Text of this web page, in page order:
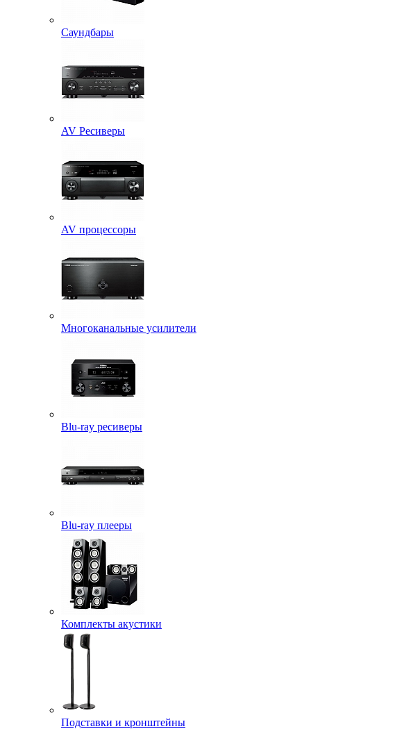
Саундбары
AV Ресиверы
AV процессоры
Многоканальные усилители
Blu-ray ресиверы
Blu-ray плееры
Комплекты акустики
Подставки и кронштейны